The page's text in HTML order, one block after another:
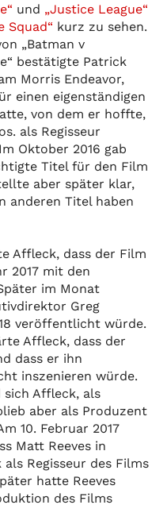
und „Justice League“
Squad“ kurz zu sehen.
„Batman v
bestätigte Patrick
Morris Endeavor,
einen eigenständigen
von dem er hoffte,
als Regisseur
Oktober 2016 gab
Titel für den Film
aber später klar,
anderen Titel haben
Affleck, dass der Film
2017 mit den
im Monat
Greg
veröffentlicht würde.
Affleck, dass der
dass er ihn
inszenieren würde.
sich Affleck, als
aber als Produzent
10. Februar 2017
Matt Reeves in
Regisseur des Films
hatte Reeves
des Films